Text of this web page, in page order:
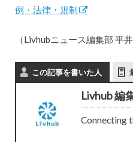
例・法律・規制
（Livhubニュース編集部 平井
この記事を書いた人
Livhub 編
Connecting